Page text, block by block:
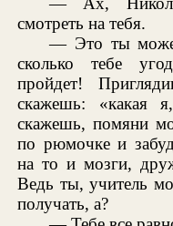
смотреть на тебя.
— Это ты
сколько тебе
пройдет!
скажешь: «какая
скажешь, помяни
по рюмочке и
на то и мозги,
Ведь ты, учитель
получать, а?